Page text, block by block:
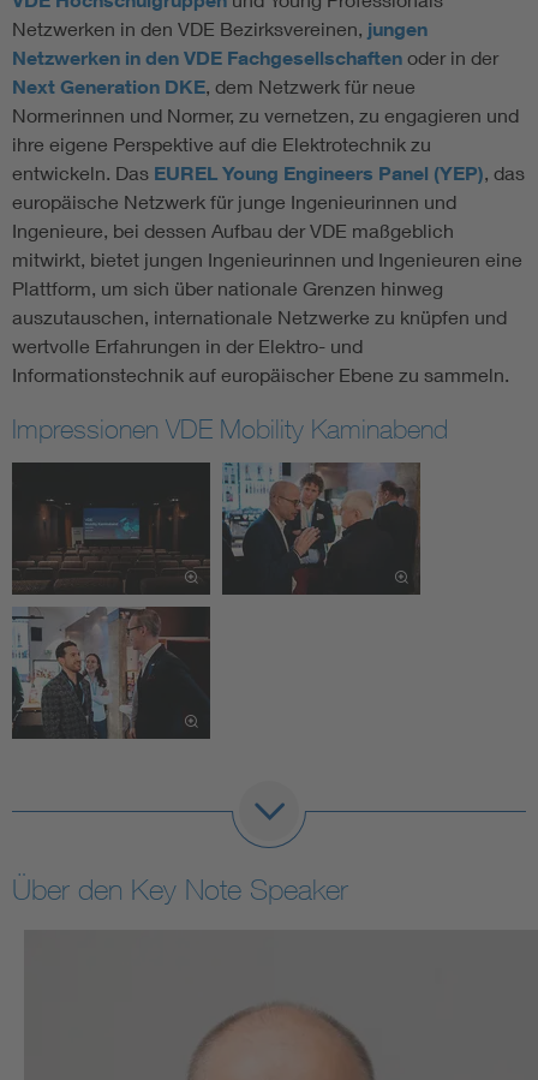
Netzwerken in den VDE Bezirksvereinen, jungen
Netzwerken in den VDE Fachgesellschaften oder in der
Next Generation DKE, dem Netzwerk für neue
Normerinnen und Normer, zu vernetzen, zu engagieren und
ihre eigene Perspektive auf die Elektrotechnik zu
entwickeln. Das EUREL Young Engineers Panel (YEP), das
europäische Netzwerk für junge Ingenieurinnen und
Ingenieure, bei dessen Aufbau der VDE maßgeblich
mitwirkt, bietet jungen Ingenieurinnen und Ingenieuren eine
Plattform, um sich über nationale Grenzen hinweg
auszutauschen, internationale Netzwerke zu knüpfen und
wertvolle Erfahrungen in der Elektro- und
Informationstechnik auf europäischer Ebene zu sammeln.
Impressionen VDE Mobility Kaminabend
Über den Key Note Speaker